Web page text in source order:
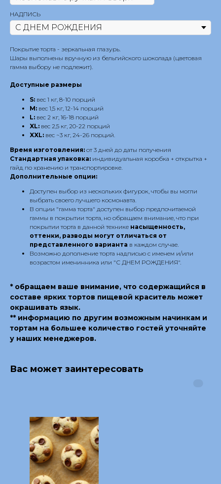
НАДПИСЬ
Покрытие торта - зеркальная глазурь.
Шары выполнены вручную из бельгийского шоколада (цветовая
гамма выбору не подлежит).
Доступные размеры
S: вес 1 кг, 8-10 порций
M: вес 1,5 кг, 12-14 порций
L: вес 2 кг, 16-18 порций
XL: вес 2,5 кг, 20-22 порций
XXL: вес ~3 кг, 24-26 порций.
Время изготовления: от 3 дней до даты получения
Стандартная упаковка: индивидуальная коробка + открытка +
гайд по хранению и транспортировке.
Дополнительные опции:
Доступен выбор из нескольких фигурок, чтобы вы могли
выбрать своего лучшего космонавта.
В опции "гамма торта" доступен выбор предпочитаемой
гаммы в покрытии торта, но обращаем внимание, что при
покрытии торта в данной технике насыщенность,
оттенки, разводы могут отличаться от
представленного варианта в каждом случае.
Возможно дополнение торта надписью с именем и/или
возрастом именинника или "С ДНЕМ РОЖДЕНИЯ".
* обращаем ваше внимание, что содержащийся в
составе ярких тортов пищевой краситель может
окрашивать язык.
** информацию по другим возможным начинкам и
тортам на большее количество гостей уточняйте
у наших менеджеров.
Вас может заинтересовать